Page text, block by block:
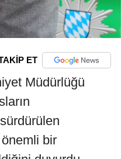
ET
Müdürlüğü
önemli bir